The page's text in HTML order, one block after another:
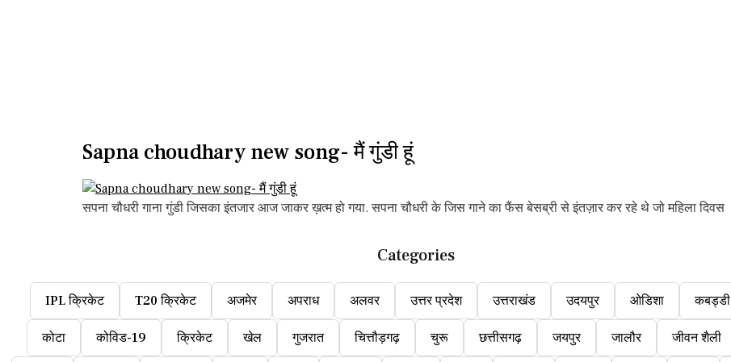
Sapna choudhary new song- मैं गुंडी हूं
सपना चौधरी गाना गुंडी जिसका इंतजार आज जाकर ख़त्म हो गया. सपना चौधरी के जिस गाने का फैंस बेसब्री से इंतज़ार कर रहे थे जो महिला दिवस
Categories
IPL क्रिकेट T20 क्रिकेट अजमेर अपराध अलवर उत्तर प्रदेश उत्तराखंड उदयपुर ओडिशा कबड्डी
कोटा कोविड-19 क्रिकेट खेल गुजरात चित्तौड़गढ़ चुरू छत्तीसगढ़ जयपुर जालौर जीवन शैली